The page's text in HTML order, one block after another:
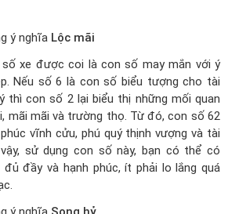
ý nghĩa Lộc mãi
xe được coi là con số may mắn với ý
Nếu số 6 là con số biểu tượng cho tài
thì con số 2 lại biểu thị những mối quan
mãi mãi và trường thọ. Từ đó, con số 62
vĩnh cửu, phú quý thịnh vượng và tài
sử dụng con số này, bạn có thể có
đầy và hạnh phúc, ít phải lo lắng quá